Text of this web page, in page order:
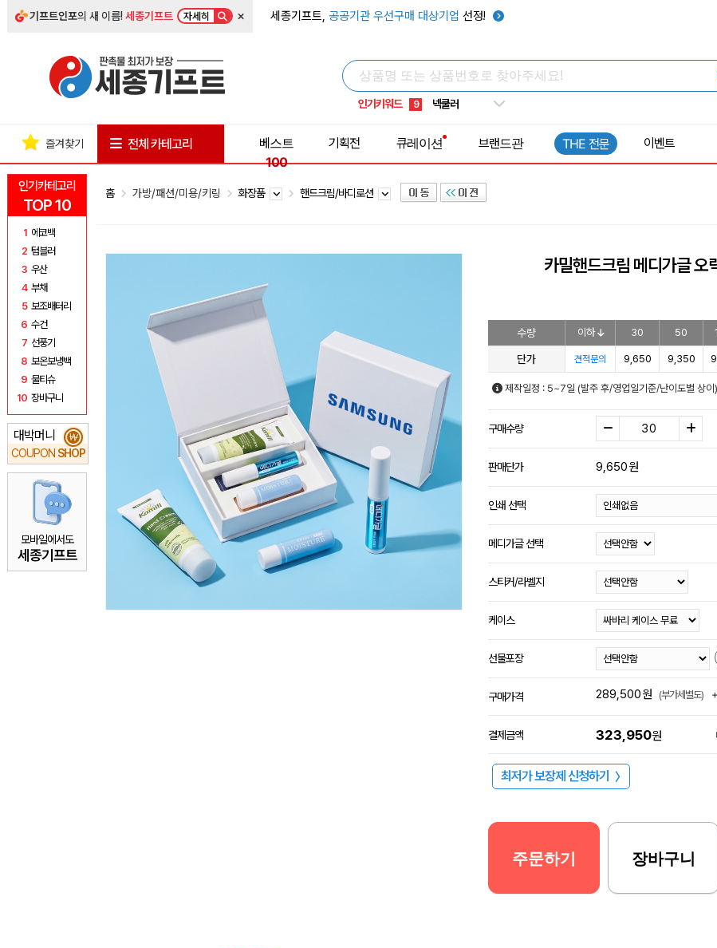
기프트인포의 새 이름!세종기프트 자세히 × 세종기프트, 공공기관 우선구매 대상기업 선정!
인기키워드
6 우산
9 넥쿨러
10 타포린가방
인기카테고리
TOP 10
1 에코백
2 텀블러
3 우산
4 부채
5 보조배터리
6 수건
7 선풍기
8 보온보냉백
9 물티슈
10 장바구니
대박머니
COUPON SHOP
₩
모바일에서도
세종기프트
즐겨찾기 전체 카테고리
베스트
100
기획전 큐레이션 브랜드관 THE 전문 이벤트
홈 가방/패션/미용/키링 화장품 핸드크림/바디로션
카밀핸드크림 메디가글 오
수량 이하 30 50
단가 견적문의 9,650 9,350
제작일정 : 5~7일 (발주 후/영업일기준/난이도별 상이)
구매수량
판매단가 9,650원
인쇄 선택
메디가글 선택
스티커/라벨지
케이스
선물포장
구매가격 289,500원 (부가세별도) +
결제금액 323,950원
최저가 보장제 신청하기 〉
주문하기 장바구니